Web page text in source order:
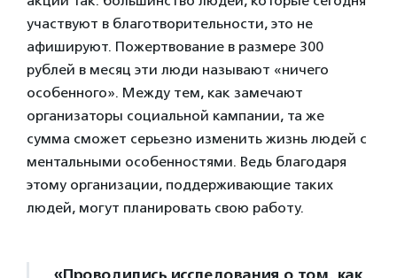
участвуют в благотворительности, это не
афишируют. Пожертвование в размере 300
рублей в месяц эти люди называют «ничего
особенного». Между тем, как замечают
организаторы социальной кампании, та же
сумма сможет серьезно изменить жизнь людей с
ментальными особенностями. Ведь благодаря
этому организации, поддерживающие таких
людей, могут планировать свою работу.